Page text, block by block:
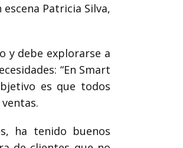
Patricia Silva,
y debe explorarse a
“En Smart
es que todos
ha tenido buenos